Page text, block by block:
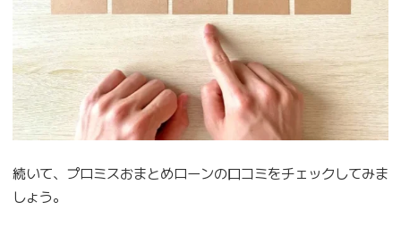
続いて、プロミスおまとめローンの口コミをチェックしてみま
しょう。